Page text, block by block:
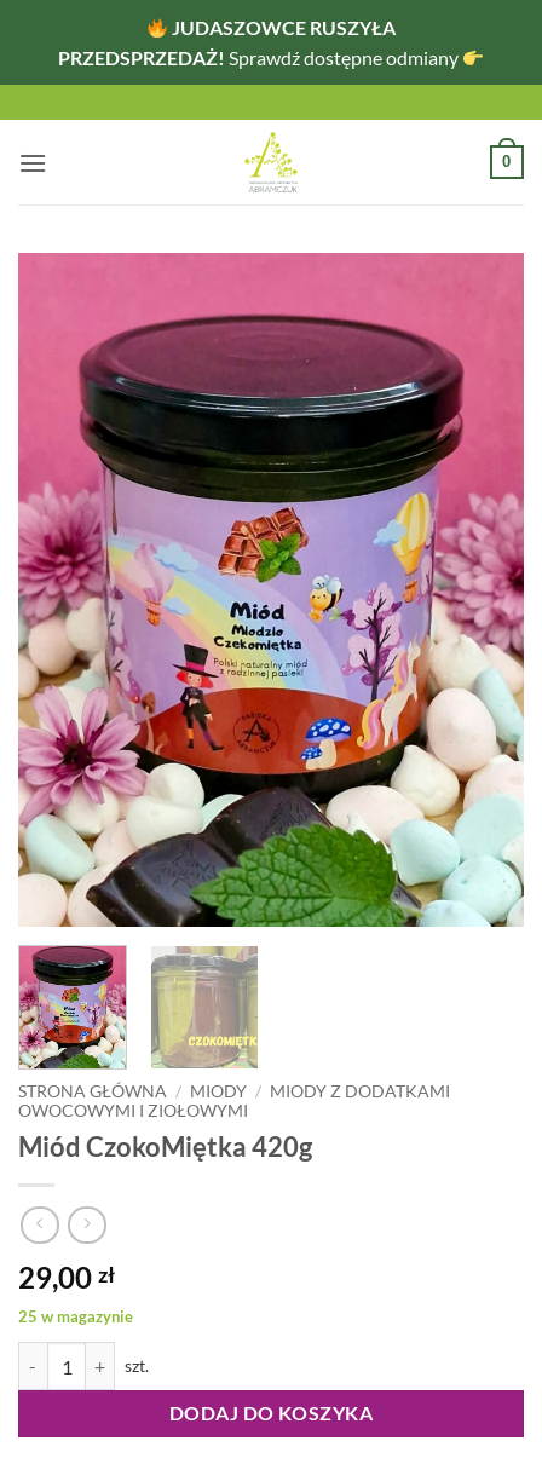
JUDASZOWCE RUSZYŁA
PRZEDSPRZEDAŻ! Sprawdź dostępne odmiany
zawartości
0
STRONA GŁÓWNA / MIODY / MIODY Z DODATKAMI
OWOCOWYMI I ZIOŁOWYMI
Miód CzokoMiętka 420g
29,00 zł
25 w magazynie
DODAJ DO KOSZYKA